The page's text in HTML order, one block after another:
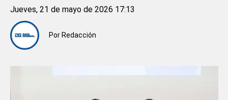
Por Redacción
Jueves, 21 de mayo de 2026 17:13